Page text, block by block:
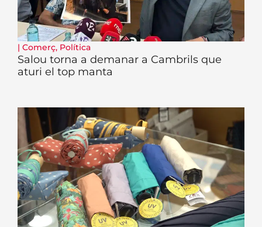
| Comerç, Política
Salou torna a demanar a Cambrils que
aturi el top manta